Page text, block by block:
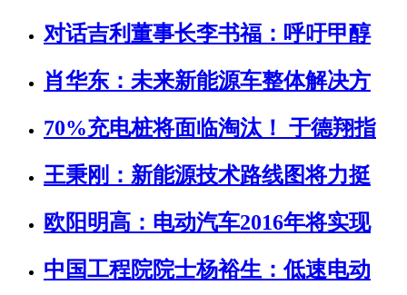
对话吉利董事长李书福：呼吁甲醇
肖华东：未来新能源车整体解决方
70%充电桩将面临淘汰！ 于德翔指
王秉刚：新能源技术路线图将力挺
欧阳明高：电动汽车2016年将实现
中国工程院院士杨裕生：低速电动